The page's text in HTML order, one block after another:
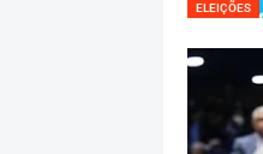
ELEIÇÕES